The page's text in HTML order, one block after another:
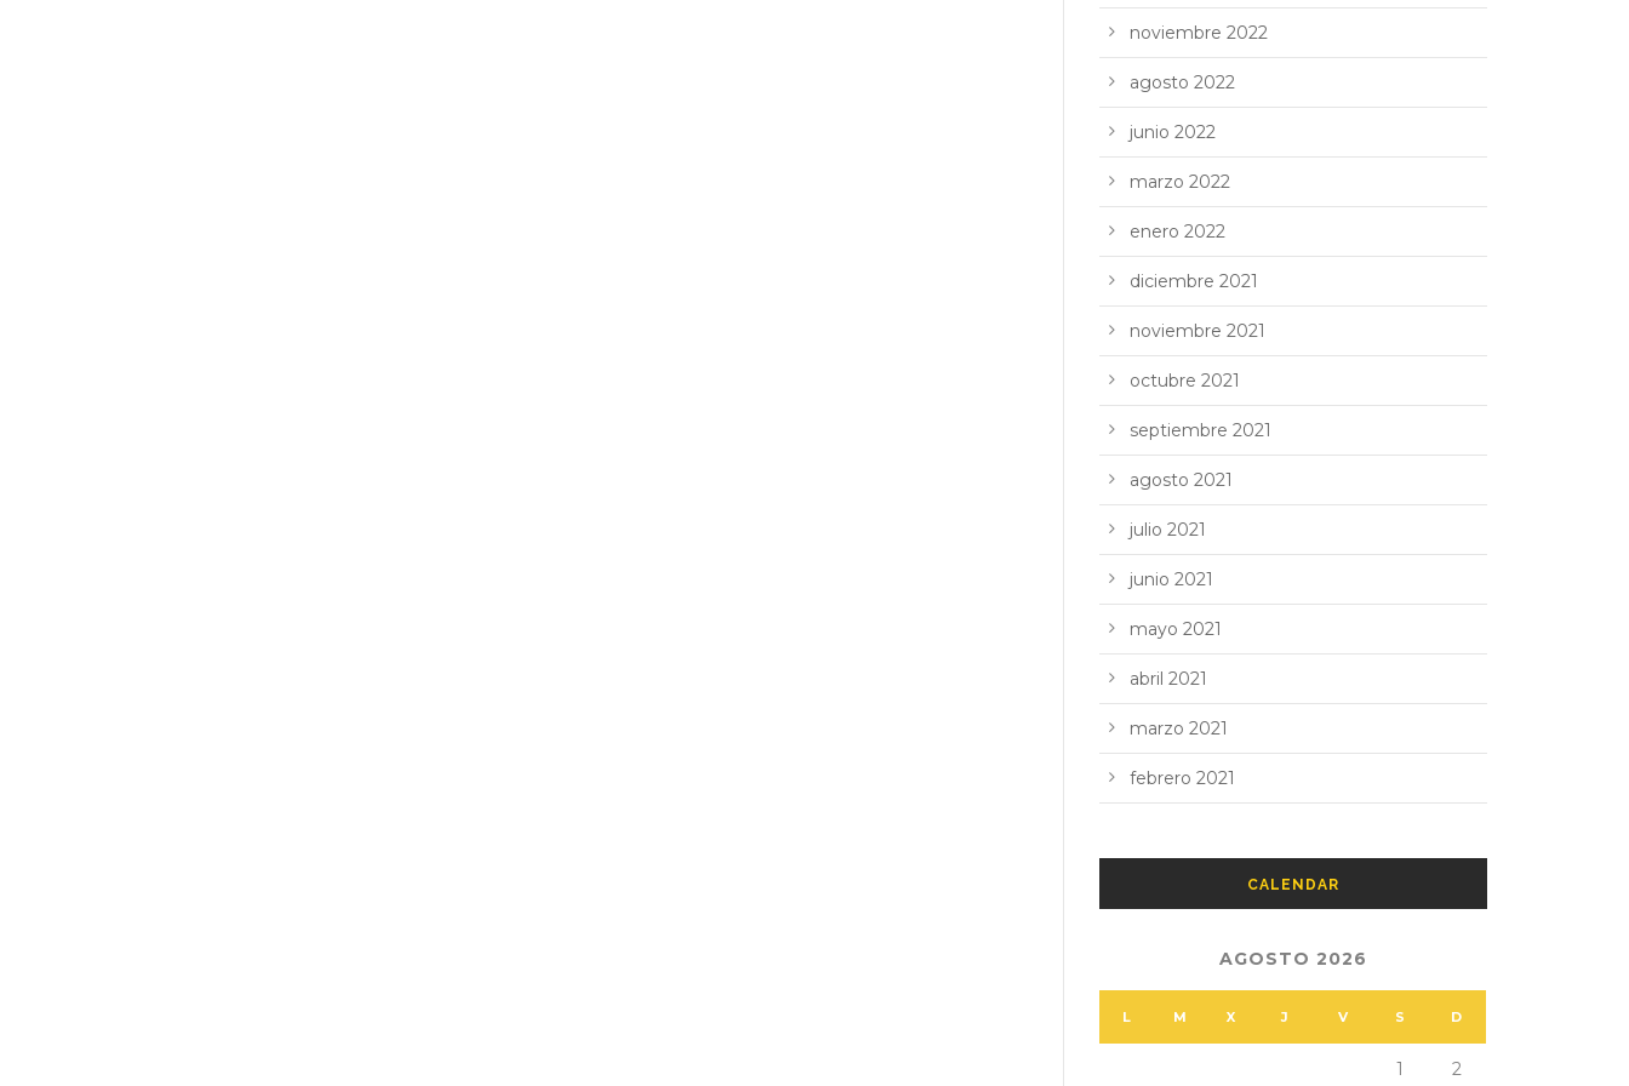
noviembre 2022
agosto 2022
junio 2022
marzo 2022
enero 2022
diciembre 2021
noviembre 2021
octubre 2021
septiembre 2021
agosto 2021
julio 2021
junio 2021
mayo 2021
abril 2021
marzo 2021
febrero 2021
CALENDAR
AGOSTO 2026
L M X J V S D
1 2